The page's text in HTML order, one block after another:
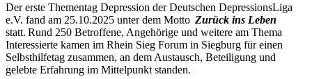
Der erste Thementag Depression der Deutschen DepressionsLiga
e.V. fand am 25.10.2025 unter dem Motto Zurück ins Leben
statt. Rund 250 Betroffene, Angehörige und weitere am Thema
Interessierte kamen im Rhein Sieg Forum in Siegburg für einen
Selbsthilfetag zusammen, an dem Austausch, Beteiligung und
gelebte Erfahrung im Mittelpunkt standen.